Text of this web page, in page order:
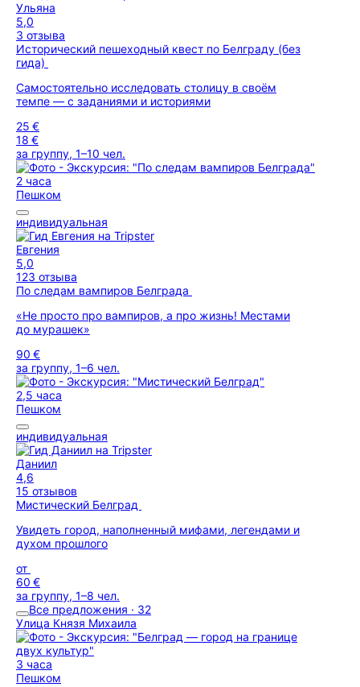
Ульяна
5,0
3 отзыва
Исторический пешеходный квест по Белграду (без
гида)
Самостоятельно исследовать столицу в своём
темпе — с заданиями и историями
25 €
18 €
за группу, 1–10 чел.
2 часа
Пешком
индивидуальная
Евгения
5,0
123 отзыва
По следам вампиров Белграда
«Не просто про вампиров, а про жизнь! Местами
до мурашек»
90 €
за группу, 1–6 чел.
2,5 часа
Пешком
индивидуальная
Даниил
4,6
15 отзывов
Мистический Белград
Увидеть город, наполненный мифами, легендами и
духом прошлого
от
60 €
за группу, 1–8 чел.
Все предложения · 32
Улица Князя Михаила
3 часа
Пешком